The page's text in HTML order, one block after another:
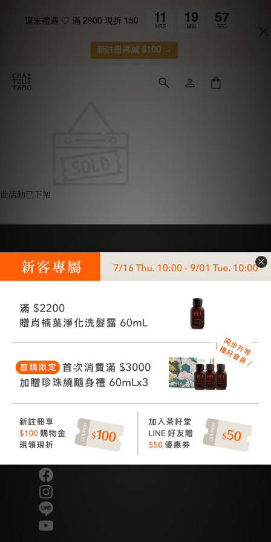
此活動已下架
讓美好發生
週末禮遇 ♡ 滿 2800 現折 150 11
HRS
19
MIN
57
SEC
新註冊再減 $100 →